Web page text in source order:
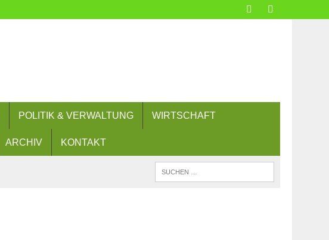
POLITIK & VERWALTUNG WIRTSCHAFT
ARCHIV KONTAKT